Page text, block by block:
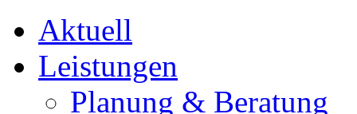
Aktuell
Leistungen
Planung & Beratung